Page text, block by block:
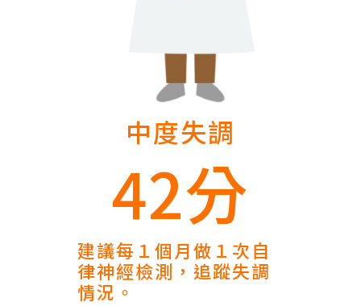
中度失調
42分
建議每１個月做１次自
律神經檢測，追蹤失調
情況。